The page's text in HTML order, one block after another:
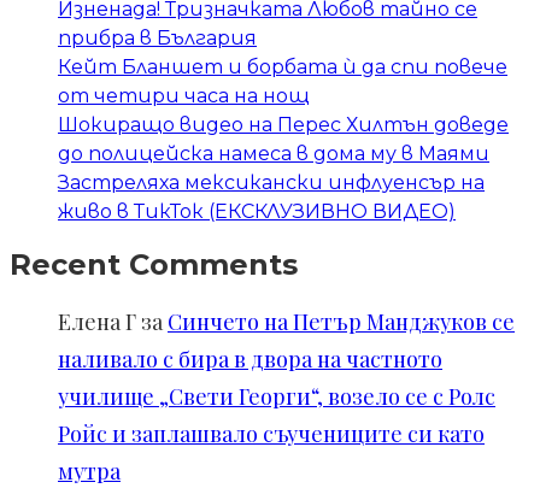
Изненада! Тризначката Любов тайно се
прибра в България
Кейт Бланшет и борбата ѝ да спи повече
от четири часа на нощ
Шокиращо видео на Перес Хилтън доведе
до полицейска намеса в дома му в Маями
Застреляха мексикански инфлуенсър на
живо в ТикТок (ЕКСКЛУЗИВНО ВИДЕО)
Recent Comments
Елена Г за Синчето на Петър Манджуков се
наливало с бира в двора на частното
училище „Свети Георги“, возело се с Ролс
Ройс и заплашвало съучениците си като
мутра